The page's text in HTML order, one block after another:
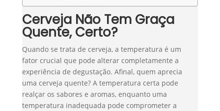
Cerveja Não Tem Graça
Quente, Certo?
Quando se trata de cerveja, a temperatura é um
fator crucial que pode alterar completamente a
experiência de degustação. Afinal, quem aprecia
uma cerveja quente? A temperatura certa pode
realçar os sabores e aromas, enquanto uma
temperatura inadequada pode comprometer a